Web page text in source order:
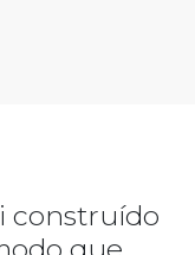
construído